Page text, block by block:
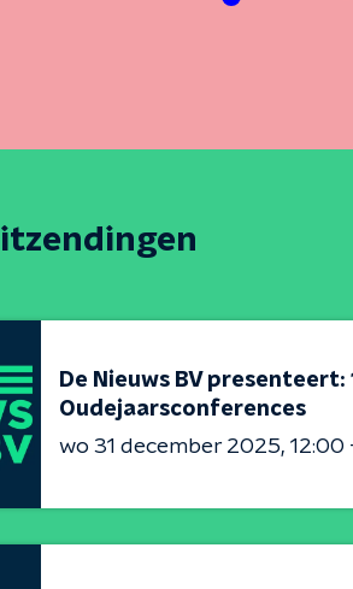
De Nieuws BV presenteert:
Oudejaarsconferences
wo 31 december 2025 12:00